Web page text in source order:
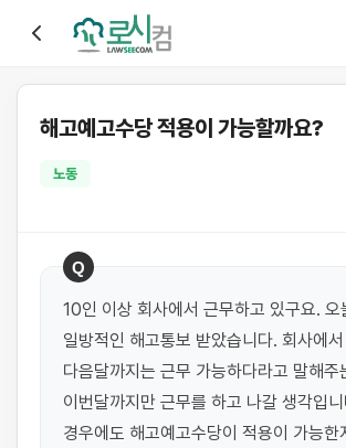
해고예고수당 적용이 가능할까요?
노동
Q
10인 이상 회사에서 근무하고 있구요. 오
일방적인 해고통보 받았습니다. 회사에서
다음달까지는 근무 가능하다라고 말해주
이번달까지만 근무를 하고 나갈 생각입
경우에도 해고예고수당이 적용이 가능한